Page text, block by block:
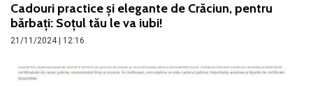
Cadouri practice și elegante de Crăciun, pentru
bărbați: Soțul tău le va iubi!
21/11/2024 | 12:16